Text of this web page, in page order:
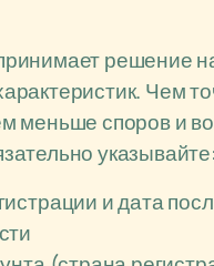
решение
Чем
меньше споров и
указывайте:
и дата